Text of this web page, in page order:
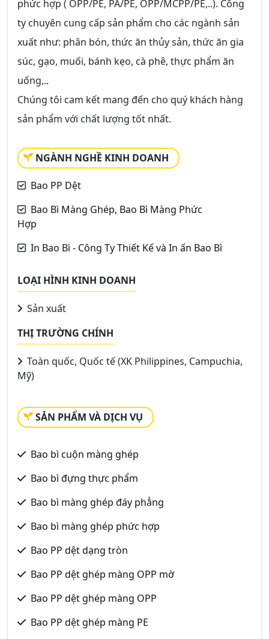
phức hợp ( OPP/PE, PA/PE, OPP/MCPP/PE,..). Công
ty chuyên cung cấp sản phẩm cho các ngành sản
xuất như: phân bón, thức ăn thủy sản, thức ăn gia
súc, gạo, muối, bánh kẹo, cà phê, thực phẩm ăn
uống,..
Chúng tôi cam kết mang đến cho quý khách hàng
sản phẩm với chất lượng tốt nhất.
NGÀNH NGHỀ KINH DOANH
Bao PP Dệt
Bao Bì Màng Ghép, Bao Bì Màng Phức
Hợp
In Bao Bì - Công Ty Thiết Kế và In ấn Bao Bì
LOẠI HÌNH KINH DOANH
Sản xuất
THỊ TRƯỜNG CHÍNH
Toàn quốc, Quốc tế (XK Philippines, Campuchia,
Mỹ)
SẢN PHẨM VÀ DỊCH VỤ
Bao bì cuộn màng ghép
Bao bì đựng thực phẩm
Bao bì màng ghép đáy phẳng
Bao bì màng ghép phức hợp
Bao PP dệt dạng tròn
Bao PP dệt ghép màng OPP mờ
Bao PP dệt ghép màng OPP
Bao PP dệt ghép màng PE